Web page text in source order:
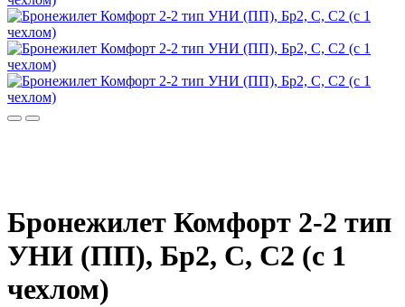
Бронежилет Комфорт 2-2 тип
УНИ (ПП), Бр2, С, С2 (с 1
чехлом)